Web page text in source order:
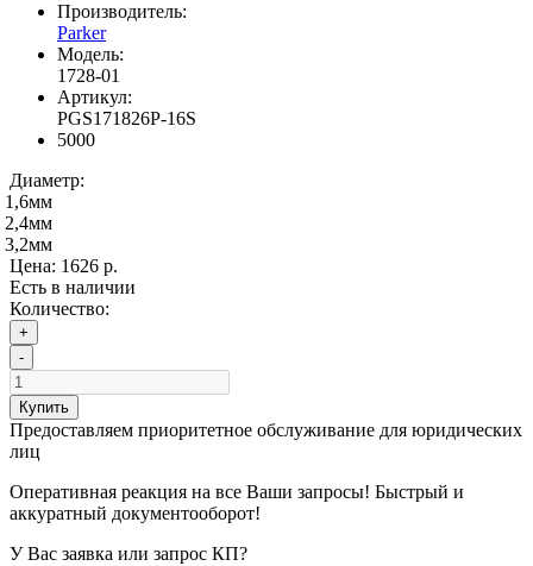
Производитель:
Parker
Модель:
1728-01
Артикул:
PGS171826P-16S
5000
Диаметр:
1,6мм
2,4мм
3,2мм
Цена: 1626 р.
Есть в наличии
Количество:
+
-
Купить
Предоставляем приоритетное обслуживание для юридических
лиц
Оперативная реакция на все Ваши запросы! Быстрый и
аккуратный документооборот!
У Вас заявка или запрос КП?